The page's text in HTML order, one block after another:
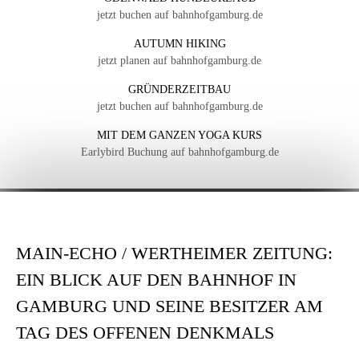
jetzt buchen auf bahnhofgamburg.de
AUTUMN HIKING
jetzt planen auf bahnhofgamburg.de
GRÜNDERZEITBAU
jetzt buchen auf bahnhofgamburg.de
MIT DEM GANZEN YOGA KURS
Earlybird Buchung auf bahnhofgamburg.de
MAIN-ECHO / WERTHEIMER ZEITUNG:
EIN BLICK AUF DEN BAHNHOF IN
GAMBURG UND SEINE BESITZER AM
TAG DES OFFENEN DENKMALS